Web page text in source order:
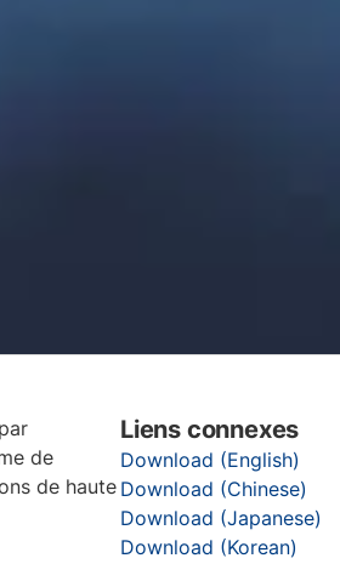
de
de haute
Liens connexes
Download (English)
Download (Chinese)
Download (Japanese)
Download (Korean)